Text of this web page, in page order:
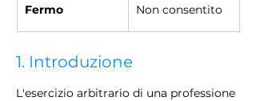
Fermo Non consentito
1. Introduzione
L'esercizio arbitrario di una professione